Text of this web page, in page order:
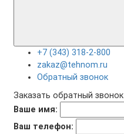
+7 (343) 318-2-800
zakaz@tehnom.ru
Обратный звонок
Заказать обратный звонок
Ваше имя:
Ваш телефон: